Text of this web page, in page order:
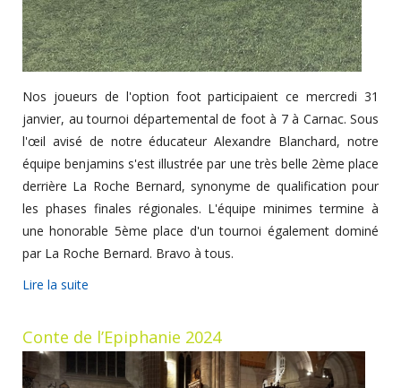
Nos joueurs de l'option foot participaient ce mercredi 31
janvier, au tournoi départemental de foot à 7 à Carnac. Sous
l'œil avisé de notre éducateur Alexandre Blanchard, notre
équipe benjamins s'est illustrée par une très belle 2ème place
derrière La Roche Bernard, synonyme de qualification pour
les phases finales régionales. L'équipe minimes termine à
une honorable 5ème place d'un tournoi également dominé
par La Roche Bernard. Bravo à tous.
Lire la suite
Conte de l’Epiphanie 2024